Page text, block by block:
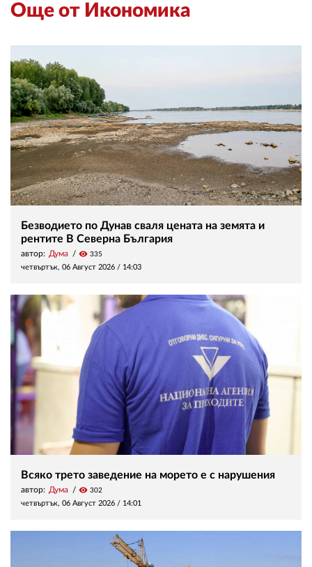
Още от Икономика
Безводието по Дунав сваля цената на земята и
рентите В Северна България
автор: Дума visibility 335
четвъртък, 06 Август 2026 / 14:03
Всяко трето заведение на морето е с нарушения
автор: Дума visibility 302
четвъртък, 06 Август 2026 / 14:01